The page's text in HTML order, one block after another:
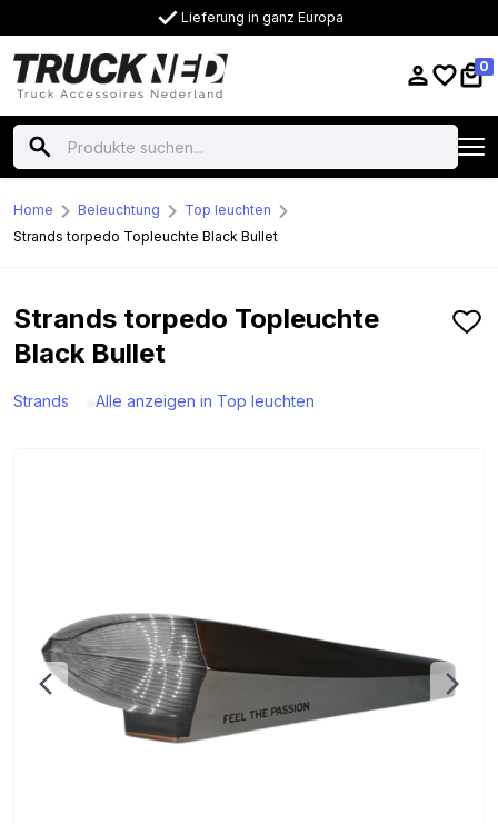
Lieferung in ganz Europa
0
Home Beleuchtung
Top leuchten
Strands torpedo Topleuchte Black Bullet
Strands torpedo Topleuchte
Black Bullet
Strands Alle anzeigen in Top leuchten